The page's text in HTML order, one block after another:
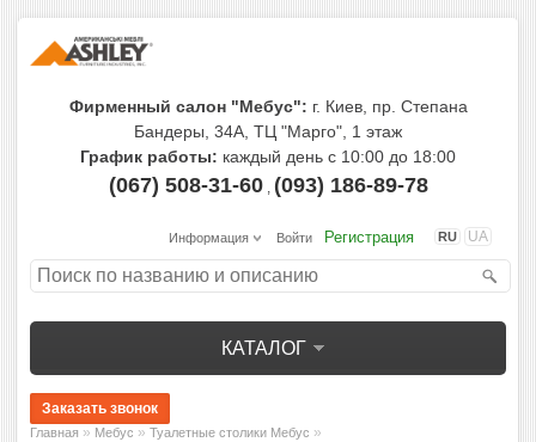
Фирменный салон "Мебус": г. Киев, пр. Степана
Бандеры, 34А, ТЦ "Марго", 1 этаж
График работы: каждый день с 10:00 до 18:00
(067) 508-31-60, (093) 186-89-78
RU UA
Информация Войти Регистрация
КАТАЛОГ
Главная » Мебус » Туалетные столики Мебус »